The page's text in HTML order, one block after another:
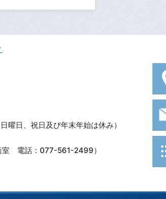
日、祝日及び年末年始は休み）
室 電話：077-561-2499）